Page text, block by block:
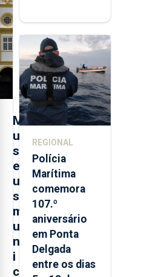
M
u
s
e
u
s
m
u
n
i
c
contraditória"
sobre
evolução
turística
REGIONAL
Polícia
Marítima
comemora
107.º
aniversário
em Ponta
Delgada
entre os dias